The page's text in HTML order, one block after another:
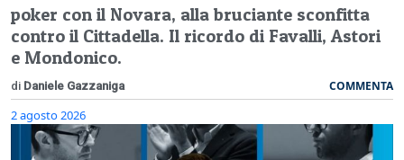
poker con il Novara, alla bruciante sconfitta
contro il Cittadella. Il ricordo di Favalli, Astori
e Mondonico.
di Daniele Gazzaniga COMMENTA
2 agosto 2026